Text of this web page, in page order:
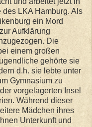
LKA Hamburg. Als
ein Mord
Aufklärung
Die
einem großen
gehörte sie
d.h. sie lebte unter
Gymnasium zu
vorgelagerten Insel
Während dieser
Mädchen ihres
Unterkunft und